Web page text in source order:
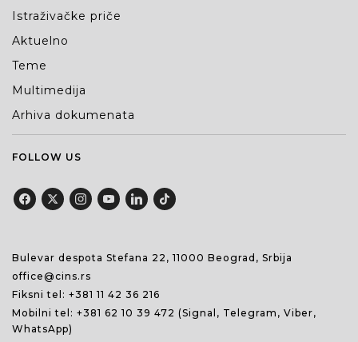
Istraživačke priče
Aktuelno
Teme
Multimedija
Arhiva dokumenata
FOLLOW US
Bulevar despota Stefana 22, 11000 Beograd, Srbija
office@cins.rs
Fiksni tel: +381 11 42 36 216
Mobilni tel: +381 62 10 39 472 (Signal, Telegram, Viber,
WhatsApp)